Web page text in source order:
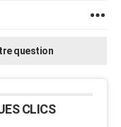
question
CLICS